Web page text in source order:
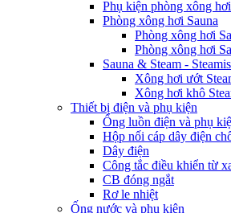
Phụ kiện phòng xông hơi
Phòng xông hơi Sauna
Phòng xông hơi
Phòng xông hơi
Sauna & Steam -
Xông hơi ướt
Xông hơi khô
Thiết bị điện và phụ kiện
Ống luồn điện và phụ
Hộp nối cáp dây điện
Dây điện
Công tắc điều khiển từ
CB đóng ngắt
Rơ le nhiệt
Ống nước và phụ kiện